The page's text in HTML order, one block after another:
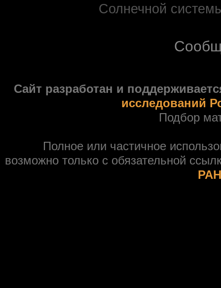
Солнечной
Сайт разработан и
исследований
Подбор
Полное или частичное
возможно только с обязательной